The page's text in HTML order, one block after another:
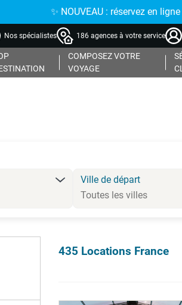
✨ NOUVEAU : réservez en
Nos spécialistes 186 agences à votre service
COMPOSEZ VOTRE
VOYAGE
Ville de départ
435 Locations France